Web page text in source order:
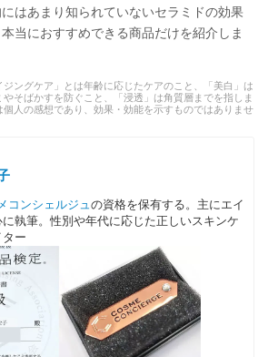
はあまり知られていないセラミドの効果
当におすすめできる商品だけを紹介しま
ングケア」とは年齢に応じたケアのこと、「美白」は
そばかすを防ぐこと、「浸透」は角質層までを指しま
人の感想であり、効果・効能を示すものではありませ
コンシェルジュ の資格を保有する。主にエイ
執筆。性別や年代に応じた正しいスキンケ
ー